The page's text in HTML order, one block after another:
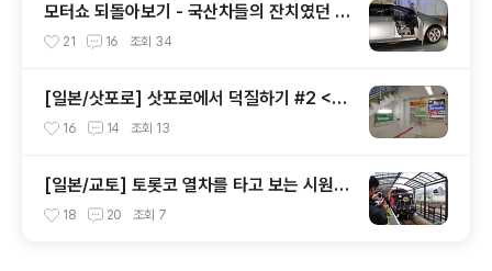
모터쇼 되돌아보기 - 국산차들의 잔치였던 2
002 서울모터쇼
21 16 조회 34
[일본/삿포로] 삿포로에서 덕질하기 #2 <애
니메이트 주변>
16 14 조회 13
[일본/교토] 토롯코 열차를 타고 보는 시원한
풍경
18 20 조회 7